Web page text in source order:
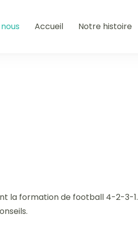
Accueil Notre histoire
la formation de football 4-2-3-1.